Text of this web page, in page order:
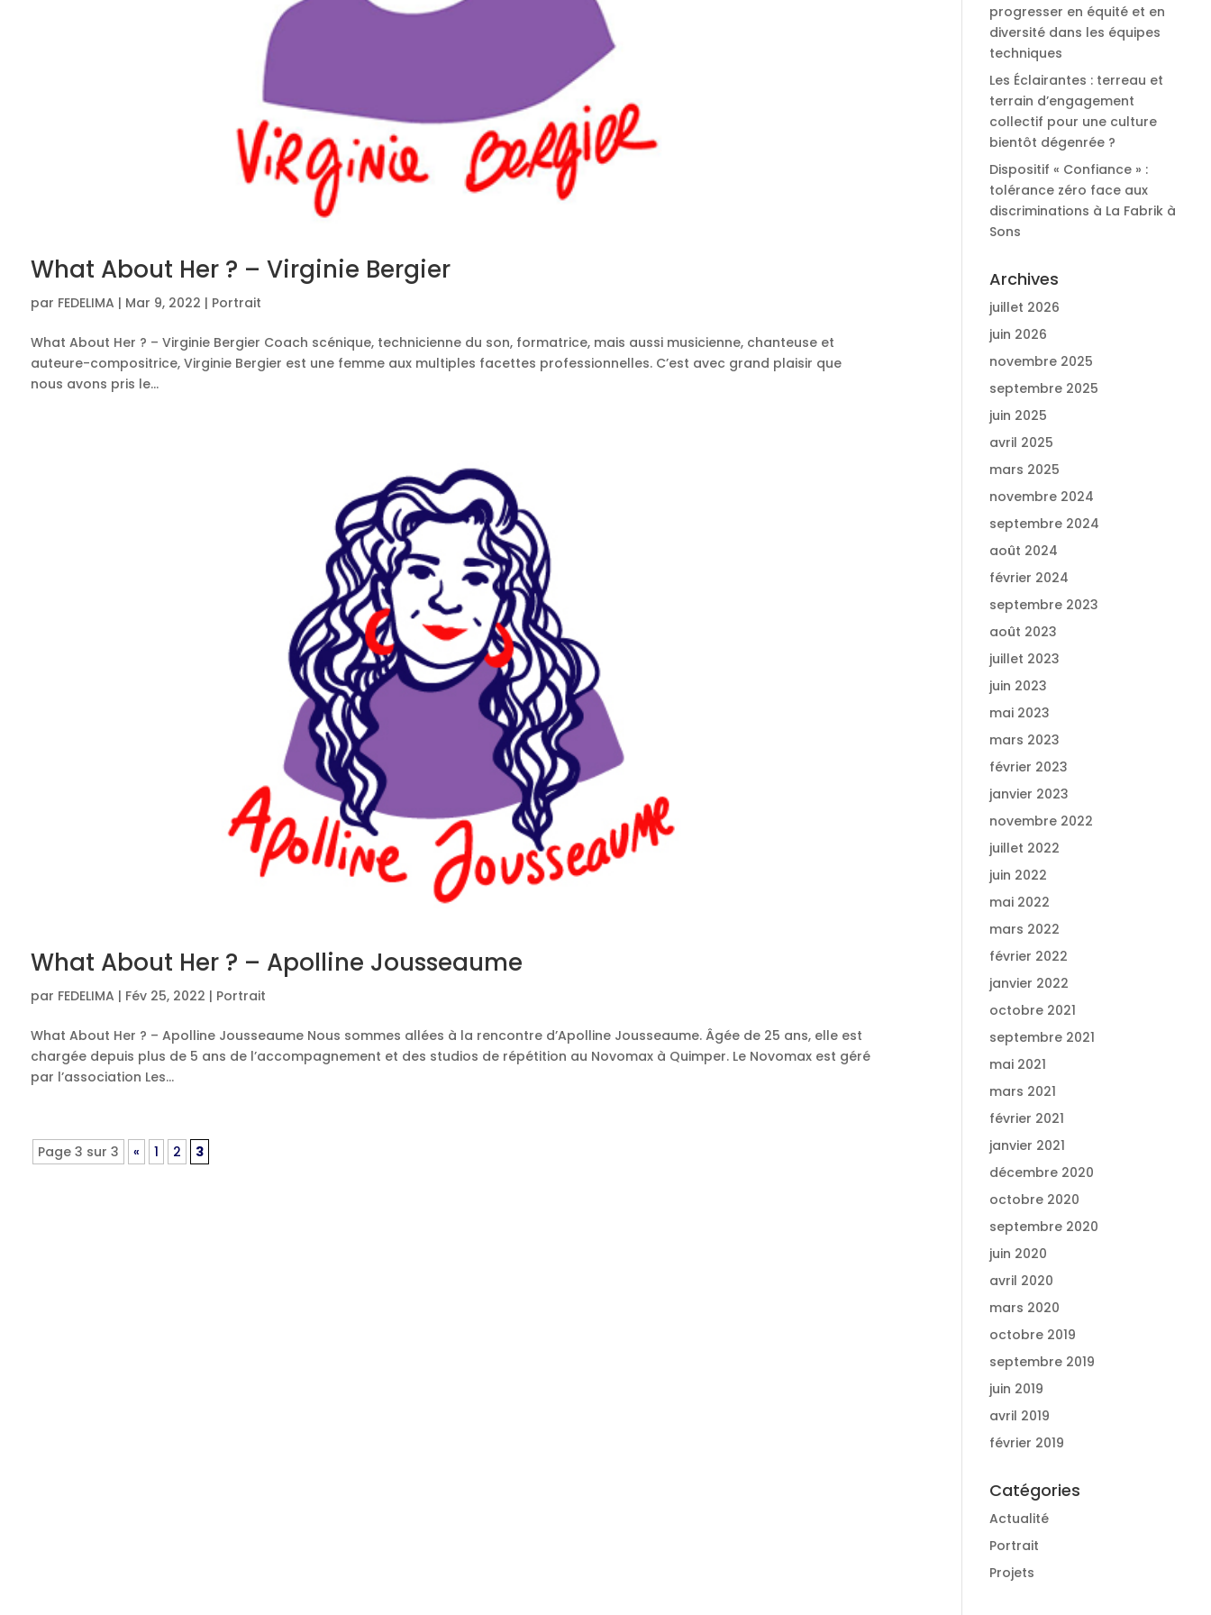
What About Her ? – Virginie Bergier
par FEDELIMA | Mar 9, 2022 | Portrait
What About Her ? – Virginie Bergier Coach scénique, technicienne du son, formatrice, mais aussi musicienne, chanteuse et
auteure-compositrice, Virginie Bergier est une femme aux multiples facettes professionnelles. C’est avec grand plaisir que
nous avons pris le...
What About Her ? – Apolline Jousseaume
par FEDELIMA | Fév 25, 2022 | Portrait
What About Her ? – Apolline Jousseaume Nous sommes allées à la rencontre d’Apolline Jousseaume. Âgée de 25 ans, elle est
chargée depuis plus de 5 ans de l’accompagnement et des studios de répétition au Novomax à Quimper. Le Novomax est géré
par l’association Les...
Page 3 sur 3 « 1 2 3
progresser en équité et en
diversité dans les équipes
techniques
Les Éclairantes : terreau et
terrain d’engagement
collectif pour une culture
bientôt dégenrée ?
Dispositif « Confiance » :
tolérance zéro face aux
discriminations à La Fabrik à
Sons
Archives
juillet 2026
juin 2026
novembre 2025
septembre 2025
juin 2025
avril 2025
mars 2025
novembre 2024
septembre 2024
août 2024
février 2024
septembre 2023
août 2023
juillet 2023
juin 2023
mai 2023
mars 2023
février 2023
janvier 2023
novembre 2022
juillet 2022
juin 2022
mai 2022
mars 2022
février 2022
janvier 2022
octobre 2021
septembre 2021
mai 2021
mars 2021
février 2021
janvier 2021
décembre 2020
octobre 2020
septembre 2020
juin 2020
avril 2020
mars 2020
octobre 2019
septembre 2019
juin 2019
avril 2019
février 2019
Catégories
Actualité
Portrait
Projets